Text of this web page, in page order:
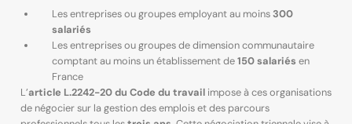
Les entreprises ou groupes employant au moins300
salariés
Les entreprises ou groupes de dimension communautaire
comptant au moins un établissement de150 salariés en
France
L’article L.2242-20 du Code du travailimpose à ces organisations
de négocier sur la gestion des emplois et des parcours